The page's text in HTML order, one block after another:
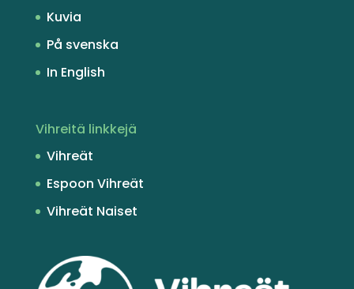
Kuvia
På svenska
In English
Vihreitä linkkejä
Vihreät
Espoon Vihreät
Vihreät Naiset